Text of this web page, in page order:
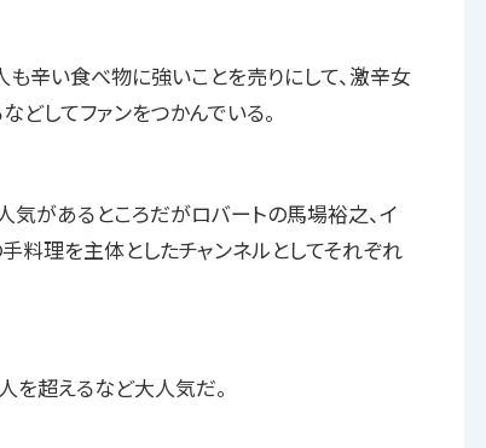
辛い食べ物に強いことを売りにして、激辛女
どしてファンをつかんでいる。
があるところだがロバートの馬場裕之、イ
料理を主体としたチャンネルとしてそれぞれ
を超えるなど大人気だ。